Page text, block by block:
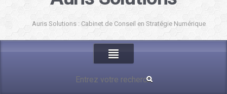
Auris Solutions : Cabinet de Conseil en Stratégie Numérique